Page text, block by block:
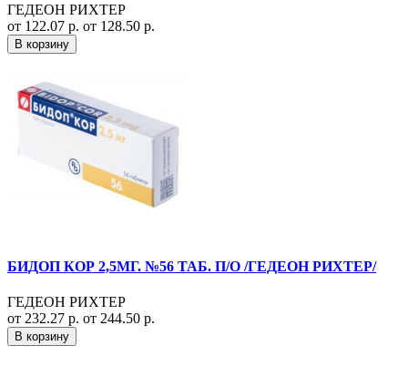
ГЕДЕОН РИХТЕР
от 122.07 р. от 128.50 р.
В корзину
БИДОП КОР 2,5МГ. №56 ТАБ. П/О /ГЕДЕОН РИХТЕР/
ГЕДЕОН РИХТЕР
от 232.27 р. от 244.50 р.
В корзину